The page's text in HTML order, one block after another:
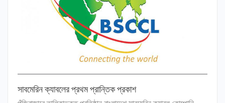
সাবমেরিন ক্যাবলের প্রথম প্রান্তিক প্রকাশ